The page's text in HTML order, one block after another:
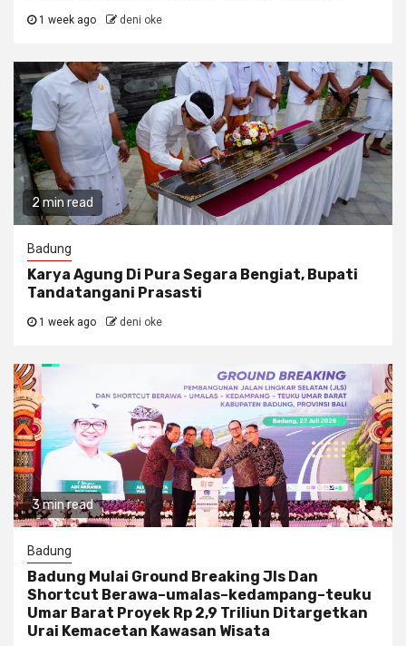
1 week ago deni oke
2 min read
Badung
Karya Agung Di Pura Segara Bengiat, Bupati
Tandatangani Prasasti
1 week ago deni oke
3 min read
Badung
Badung Mulai Ground Breaking Jls Dan
Shortcut Berawa–umalas–kedampang–teuku
Umar Barat Proyek Rp 2,9 Triliun Ditargetkan
Urai Kemacetan Kawasan Wisata